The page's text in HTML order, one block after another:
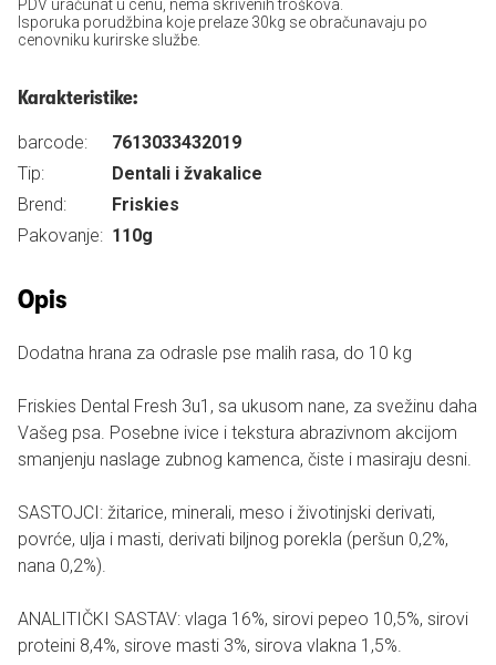
PDV uračunat u cenu, nema skrivenih troškova.
Isporuka porudžbina koje prelaze 30kg se obračunavaju po
cenovniku kurirske službe.
Karakteristike:
barcode:
7613033432019
Tip:
Dentali i žvakalice
Brend:
Friskies
Pakovanje: 110g
Opis
Dodatna hrana za odrasle pse malih rasa, do 10 kg
Friskies Dental Fresh 3u1, sa ukusom nane, za svežinu daha
Vašeg psa. Posebne ivice i tekstura abrazivnom akcijom
smanjenju naslage zubnog kamenca, čiste i masiraju desni.
SASTOJCI: žitarice, minerali, meso i životinjski derivati,
povrće, ulja i masti, derivati biljnog porekla (peršun 0,2%,
nana 0,2%).
ANALITIČKI SASTAV: vlaga 16%, sirovi pepeo 10,5%, sirovi
proteini 8,4%, sirove masti 3%, sirova vlakna 1,5%.